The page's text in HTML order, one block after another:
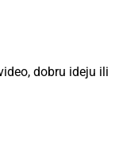
dobru ideju ili